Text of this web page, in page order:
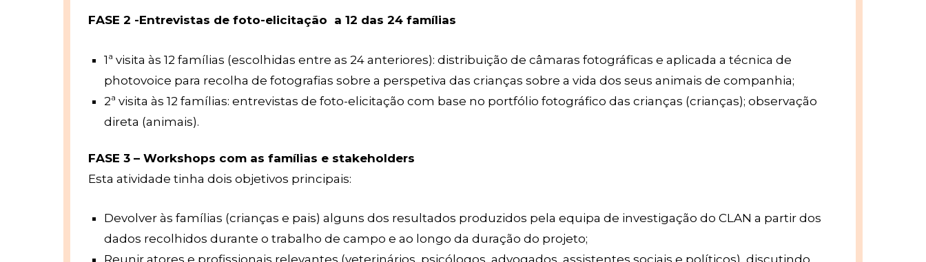
FASE 2 -Entrevistas de foto-elicitação a 12 das 24 famílias
1ª visita às 12 famílias (escolhidas entre as 24 anteriores): distribuição de câmaras fotográficas e aplicada a técnica de
photovoice para recolha de fotografias sobre a perspetiva das crianças sobre a vida dos seus animais de companhia;
2ª visita às 12 famílias: entrevistas de foto-elicitação com base no portfólio fotográfico das crianças (crianças); observação
direta (animais).
FASE 3 – Workshops com as famílias e stakeholders
Esta atividade tinha dois objetivos principais:
Devolver às famílias (crianças e pais) alguns dos resultados produzidos pela equipa de investigação do CLAN a partir dos
dados recolhidos durante o trabalho de campo e ao longo da duração do projeto;
Reunir atores e profissionais relevantes (veterinários, psicólogos, advogados, assistentes sociais e políticos), discutindo